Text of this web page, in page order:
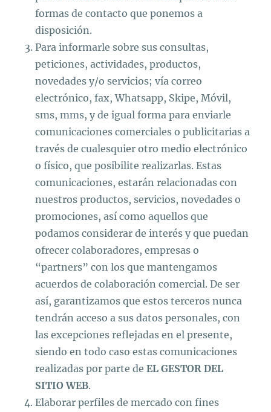
formas de contacto que ponemos a
disposición.
Para informarle sobre sus consultas,
peticiones, actividades, productos,
novedades y/o servicios; vía correo
electrónico, fax, Whatsapp, Skipe, Móvil,
sms, mms, y de igual forma para enviarle
comunicaciones comerciales o publicitarias a
través de cualesquier otro medio electrónico
o físico, que posibilite realizarlas. Estas
comunicaciones, estarán relacionadas con
nuestros productos, servicios, novedades o
promociones, así como aquellos que
podamos considerar de interés y que puedan
ofrecer colaboradores, empresas o
“partners” con los que mantengamos
acuerdos de colaboración comercial. De ser
así, garantizamos que estos terceros nunca
tendrán acceso a sus datos personales, con
las excepciones reflejadas en el presente,
siendo en todo caso estas comunicaciones
realizadas por parte deEL GESTOR DEL
SITIO WEB.
Elaborar perfiles de mercado con fines